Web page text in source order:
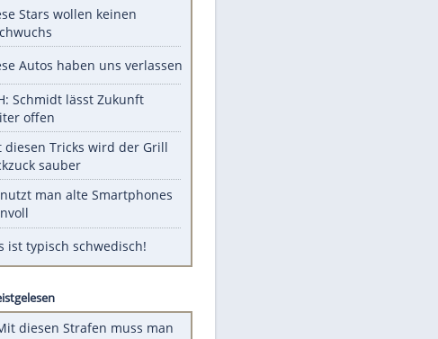
Unsere Themen-Highlights
Balkonplätze für 700 Euro